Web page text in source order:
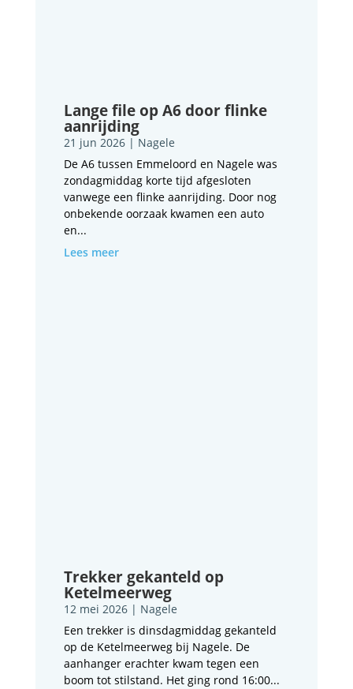
Lange file op A6 door flinke
aanrijding
21 jun 2026| Nagele
De A6 tussen Emmeloord en Nagele was
zondagmiddag korte tijd afgesloten
vanwege een flinke aanrijding. Door nog
onbekende oorzaak kwamen een auto
en...
Lees meer
Trekker gekanteld op
Ketelmeerweg
12 mei 2026| Nagele
Een trekker is dinsdagmiddag gekanteld
op de Ketelmeerweg bij Nagele. De
aanhanger erachter kwam tegen een
boom tot stilstand. Het ging rond 16:00...